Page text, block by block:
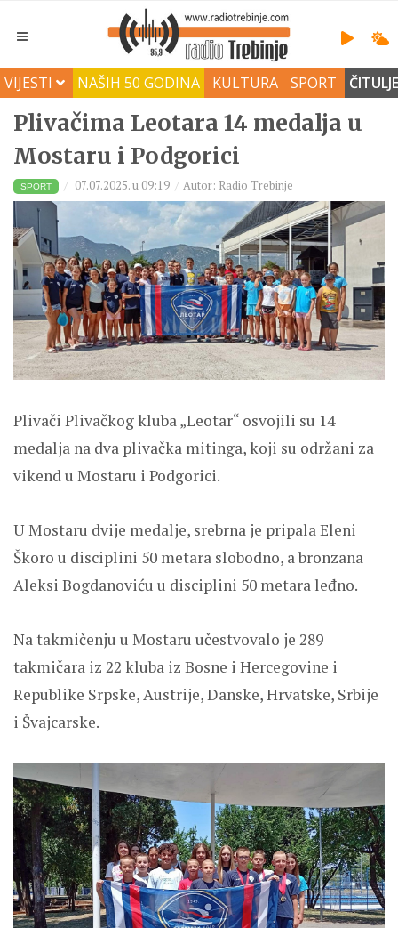
VIJESTI NAŠIH 50 GODINA KULTURA SPORT ČITULJE
Plivačima Leotara 14 medalja u
Mostaru i Podgorici
SPORT 07.07.2025. u 09:19 Autor: Radio Trebinje
Plivači Plivačkog kluba „Leotar“ osvojili su 14
medalja na dva plivačka mitinga, koji su održani za
vikend u Mostaru i Podgorici.
U Mostaru dvije medalje, srebrna je pripala Eleni
Škoro u disciplini 50 metara slobodno, a bronzana
Aleksi Bogdanoviću u disciplini 50 metara leđno.
Na takmičenju u Mostaru učestvovalo je 289
takmičara iz 22 kluba iz Bosne i Hercegovine i
Republike Srpske, Austrije, Danske, Hrvatske, Srbije
i Švajcarske.